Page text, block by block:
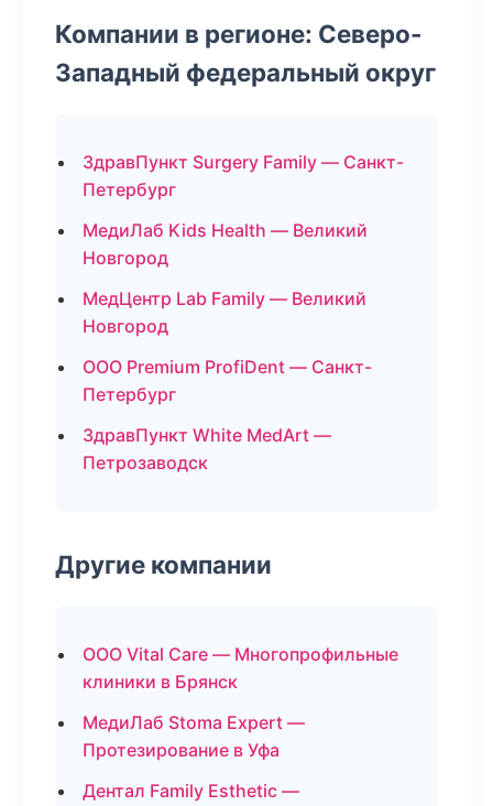
Компании в регионе: Северо-
Западный федеральный округ
ЗдравПункт Surgery Family — Санкт-
Петербург
МедиЛаб Kids Health — Великий
Новгород
МедЦентр Lab Family — Великий
Новгород
ООО Premium ProfiDent — Санкт-
Петербург
ЗдравПункт White MedArt —
Петрозаводск
Другие компании
ООО Vital Care — Многопрофильные
клиники в Брянск
МедиЛаб Stoma Expert —
Протезирование в Уфа
Дентал Family Esthetic —